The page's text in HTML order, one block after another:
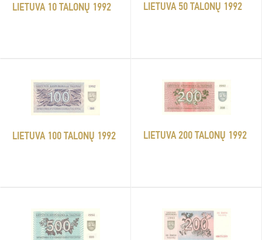
LIETUVA 10 TALONŲ 1992 LIETUVA 50 TALONŲ 1992
LIETUVA 100 TALONŲ 1992 LIETUVA 200 TALONŲ 1992